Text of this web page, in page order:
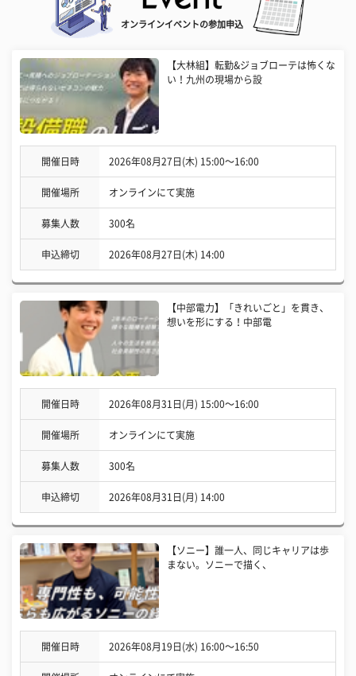
オンラインイベントの参加申込
【大林組】転勤&ジョブローテは怖くな
い！九州の現場から設
開催日時 2026年08月27日(木) 15:00〜16:00
開催場所 オンラインにて実施
募集人数 300名
申込締切 2026年08月27日(木) 14:00
【中部電力】「きれいごと」を貫き、
想いを形にする！中部電
開催日時 2026年08月31日(月) 15:00〜16:00
開催場所 オンラインにて実施
募集人数 300名
申込締切 2026年08月31日(月) 14:00
【ソニー】誰一人、同じキャリアは歩
まない。ソニーで描く、
開催日時 2026年08月19日(水) 16:00〜16:50